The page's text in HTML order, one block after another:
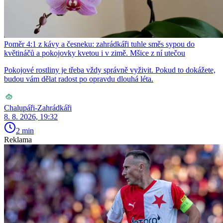
Poměr 4:1 z kávy a česneku: zahrádkáři tuhle směs sypou do
květináčů a pokojovky kvetou i v zimě. Mšice z ní utečou
Pokojové rostliny je třeba vždy správně vyživit. Pokud to dokážete,
budou vám dělat radost po opravdu dlouhá léta.
Chalupáři-Zahrádkáři
8. 8. 2026, 19:32
2 min
Reklama